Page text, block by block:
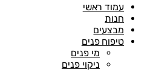
עמוד ראשי
חנות
מבצעים
טיפוח פנים
מי פנים
ניקוי פנים